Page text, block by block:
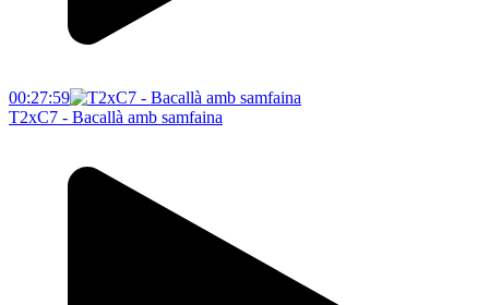
00:27:59
T2xC7 - Bacallà amb samfaina